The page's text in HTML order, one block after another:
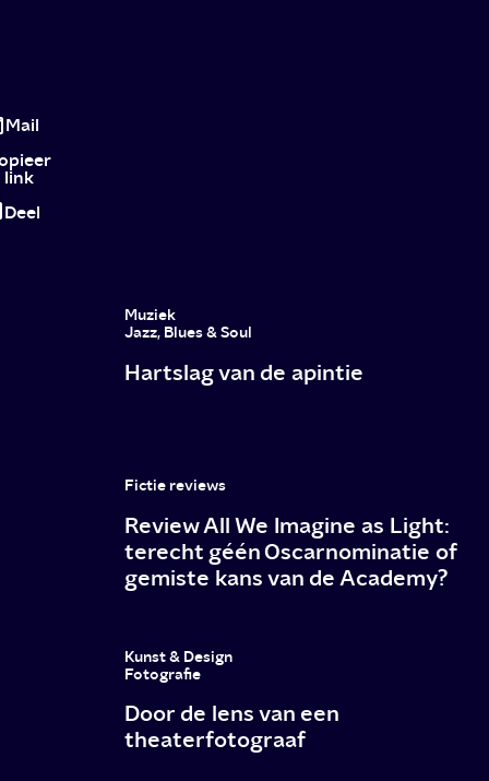
een
ode
aan
de
gemeenschap
Mail
link
Deel
Muziek
Jazz, Blues & Soul
Hartslag van de apintie
Fictie reviews
Review All We Imagine as Light:
terecht géén Oscarnominatie of
gemiste kans van de Academy?
Kunst & Design
Fotografie
Door de lens van een
theaterfotograaf